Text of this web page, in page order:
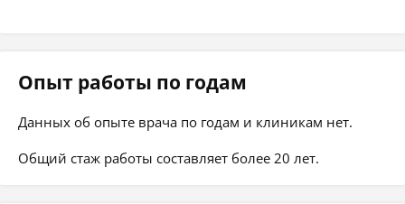
Опыт работы по годам
Данных об опыте врача по годам и клиникам нет.
Общий стаж работы составляет более 20 лет.